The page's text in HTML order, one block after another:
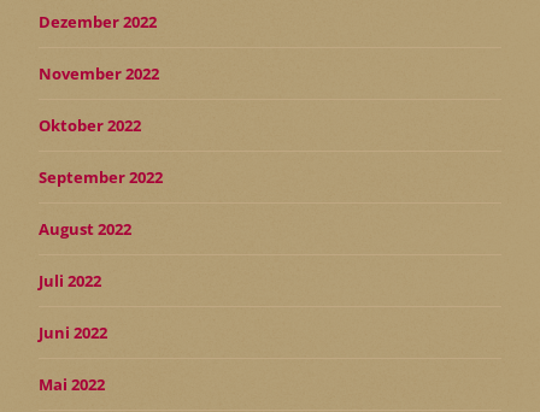
Dezember 2022
November 2022
Oktober 2022
September 2022
August 2022
Juli 2022
Juni 2022
Mai 2022